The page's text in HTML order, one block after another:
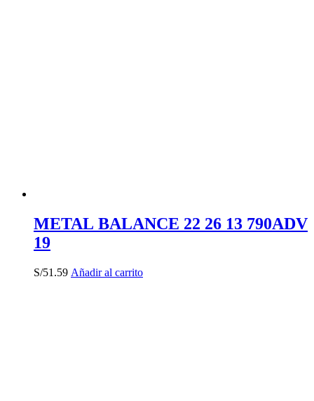
METAL BALANCE 22 26 13 790ADV
19
S/51.59 Añadir al carrito